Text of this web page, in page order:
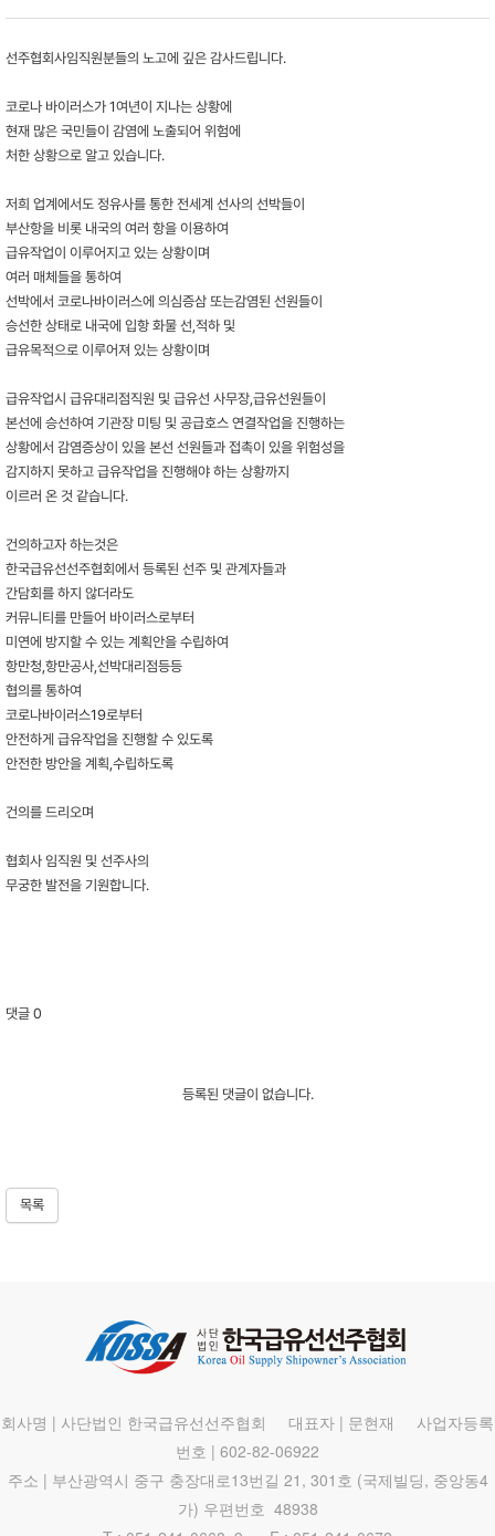
선주협회사임직원분들의 노고에 깊은 감사드립니다.
코로나 바이러스가 1여년이 지나는 상황에
현재 많은 국민들이 감염에 노출되어 위험에
처한 상황으로 알고 있습니다.
저희 업계에서도 정유사를 통한 전세계 선사의 선박들이
부산항을 비롯 내국의 여러 항을 이용하여
급유작업이 이루어지고 있는 상황이며
여러 매체들을 통하여
선박에서 코로나바이러스에 의심증삼 또는감염된 선원들이
승선한 상태로 내국에 입항 화물 선,적하 및
급유목적으로 이루어져 있는 상황이며
급유작업시 급유대리점직원 및 급유선 사무장,급유선원들이
본선에 승선하여 기관장 미팅 및 공급호스 연결작업을 진행하는
상황에서 감염증상이 있을 본선 선원들과 접촉이 있을 위험성을
감지하지 못하고 급유작업을 진행해야 하는 상황까지
이르러 온 것 같습니다.
건의하고자 하는것은
한국급유선선주협회에서 등록된 선주 및 관계자들과
간담회를 하지 않더라도
커뮤니티를 만들어 바이러스로부터
미연에 방지할 수 있는 계획안을 수립하여
항만청,항만공사,선박대리점등등
협의를 통하여
코로나바이러스19로부터
안전하게 급유작업을 진행할 수 있도록
안전한 방안을 계획,수립하도록
건의를 드리오며
협회사 임직원 및 선주사의
무궁한 발전을 기원합니다.
댓글 0
등록된 댓글이 없습니다.
목록
회사명 | 사단법인 한국급유선선주협회 대표자 | 문현재 사업자등록
번호 | 602-82-06922
주소 | 부산광역시 중구 충장대로13번길 21, 301호 (국제빌딩, 중앙동4
가) 우편번호 48938